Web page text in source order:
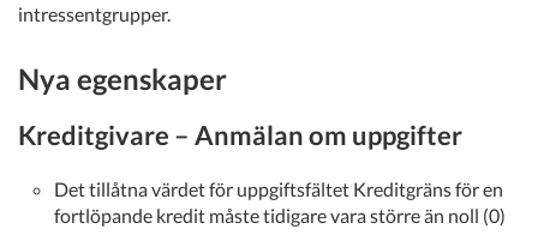
intressentgrupper.
Nya egenskaper
Kreditgivare – Anmälan om uppgifter
Det tillåtna värdet för uppgiftsfältet Kreditgräns för en
fortlöpande kredit måste tidigare vara större än noll (0)